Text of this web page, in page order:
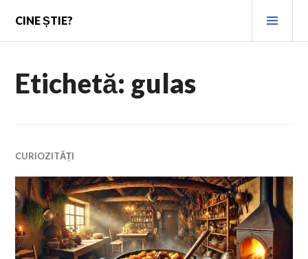
content
CINE ȘTIE?
Etichetă: gulas
CURIOZITĂȚI